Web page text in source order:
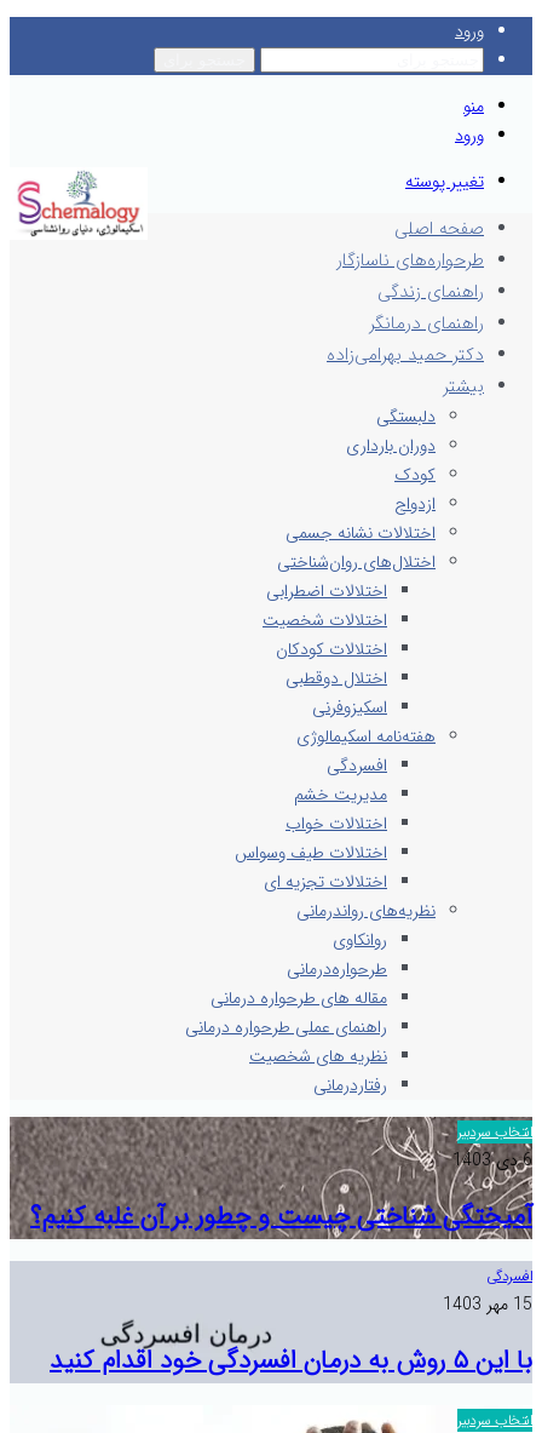
ورود
منو
ورود
تغییر پوسته
صفحه اصلی
طرحواره‌های ناسازگار
راهنمای زندگی
راهنمای درمانگر
دکتر حمید بهرامی‌زاده
بیشتر
دلبستگی
دوران بارداری
کودک
ازدواج
اختلالات نشانه جسمی
اختلال‌های روان‌شناختی
اختلالات اضطرابی
اختلالات شخصیت
اختلالات کودکان
اختلال دوقطبی
اسکیزوفرنی
هفته‌نامه اسکیمالوژی
افسردگی
مدیریت خشم
اختلالات خواب
اختلالات طیف وسواس
اختلالات تجزیه ای
نظریه‌های رواندرمانی
روانکاوی
طرحواره‌درمانی
مقاله های طرحواره درمانی
راهنمای عملی طرحواره درمانی
نظریه های شخصیت
رفتاردرمانی
انتخاب سردبیر
6 دی 1403
آمیختگی شناختی چیست و چطور بر آن غلبه کنیم؟
افسردگی
15 مهر 1403
با این ۵ روش به درمان افسردگی خود اقدام کنید
انتخاب سردبیر